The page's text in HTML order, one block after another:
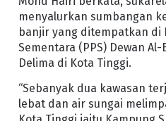
menyalurkan sumbangan
banjir yang ditempatkan di
Sementara (PPS) Dewan
Delima di Kota Tinggi.
“Sebanyak dua kawasan
lebat dan air sungai